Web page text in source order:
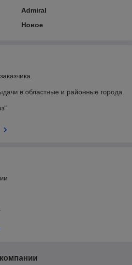
Admiral
Новое
в областные и районные города.